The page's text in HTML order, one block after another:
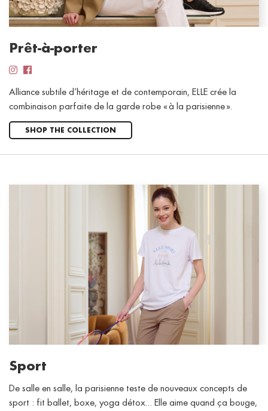
Prêt-à-porter
Alliance subtile d’héritage et de contemporain, ELLE crée la
combinaison parfaite de la garde robe « à la parisienne ».
SHOP THE COLLECTION
Sport
De salle en salle, la parisienne teste de nouveaux concepts de
sport : fit ballet, boxe, yoga détox… Elle aime quand ça bouge,